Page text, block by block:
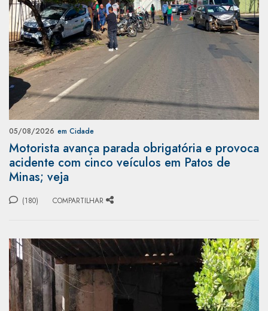
05/08/2026 em Cidade
Motorista avança parada obrigatória e provoca
acidente com cinco veículos em Patos de
Minas; veja
(180) COMPARTILHAR